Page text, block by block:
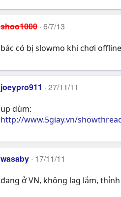
shoo1000 6/7/13
bác có bị slowmo khi chơi
joeypro911 27/11/11
up dùm:
http://www.5giay.vn/
wasaby 17/11/11
đang ở VN, không lag lắm,